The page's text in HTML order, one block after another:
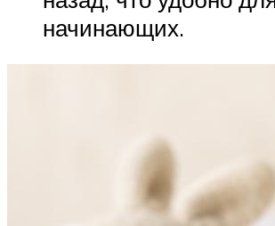
начинающих.